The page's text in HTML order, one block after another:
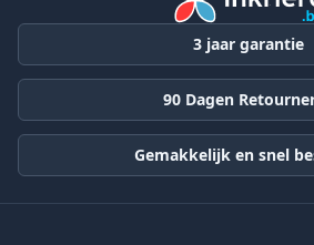
3 jaar garantie
90 Dagen
Gemakkelijk en snel